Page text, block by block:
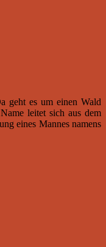
geht es um einen Wald
leitet sich aus dem
eines Mannes namens